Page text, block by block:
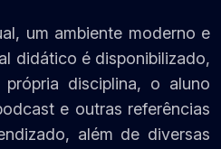
um ambiente moderno e
didático é disponibilizado,
disciplina, o aluno
e outras referências
além de diversas